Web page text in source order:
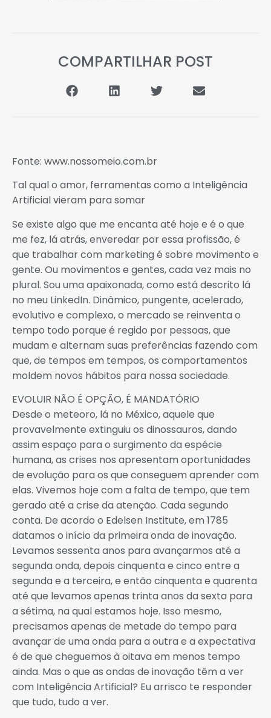
COMPARTILHAR POST
Fonte: www.nossomeio.com.br
Tal qual o amor, ferramentas como a Inteligência
Artificial vieram para somar
Se existe algo que me encanta até hoje e é o que
me fez, lá atrás, enveredar por essa profissão, é
que trabalhar com marketing é sobre movimento e
gente. Ou movimentos e gentes, cada vez mais no
plural. Sou uma apaixonada, como está descrito lá
no meu LinkedIn. Dinâmico, pungente, acelerado,
evolutivo e complexo, o mercado se reinventa o
tempo todo porque é regido por pessoas, que
mudam e alternam suas preferências fazendo com
que, de tempos em tempos, os comportamentos
moldem novos hábitos para nossa sociedade.
EVOLUIR NÃO É OPÇÃO, É MANDATÓRIO
Desde o meteoro, lá no México, aquele que
provavelmente extinguiu os dinossauros, dando
assim espaço para o surgimento da espécie
humana, as crises nos apresentam oportunidades
de evolução para os que conseguem aprender com
elas. Vivemos hoje com a falta de tempo, que tem
gerado até a crise da atenção. Cada segundo
conta. De acordo o Edelsen Institute, em 1785
datamos o início da primeira onda de inovação.
Levamos sessenta anos para avançarmos até a
segunda onda, depois cinquenta e cinco entre a
segunda e a terceira, e então cinquenta e quarenta
até que levamos apenas trinta anos da sexta para
a sétima, na qual estamos hoje. Isso mesmo,
precisamos apenas de metade do tempo para
avançar de uma onda para a outra e a expectativa
é de que cheguemos à oitava em menos tempo
ainda. Mas o que as ondas de inovação têm a ver
com Inteligência Artificial? Eu arrisco te responder
que tudo, tudo a ver.